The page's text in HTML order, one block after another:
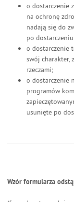
o dostarczenie
na ochronę
nadają się do
po
o dostarczenie
swój charakter,
rzeczami;
o dostarczenie
programów
usunięte po
Wzór formularza